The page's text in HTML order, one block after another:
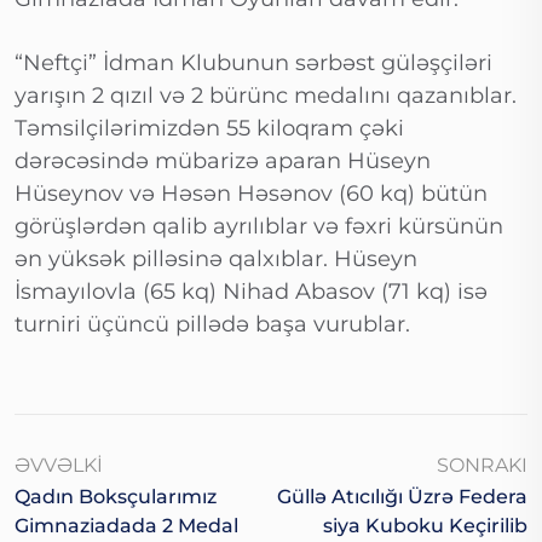
“Neftçi” İdman Klubunun sərbəst güləşçiləri
yarışın 2 qızıl və 2 bürünc medalını qazanıblar.
Təmsilçilərimizdən 55 kiloqram çəki
dərəcəsində mübarizə aparan Hüseyn
Hüseynov və Həsən Həsənov (60 kq) bütün
görüşlərdən qalib ayrılıblar və fəxri kürsünün
ən yüksək pilləsinə qalxıblar. Hüseyn
İsmayılovla (65 kq) Nihad Abasov (71 kq) isə
turniri üçüncü pillədə başa vurublar.
ƏVVƏLKI
Qadın Boksçularımız
Gimnaziadada 2 Medal
SONRAKI
Güllə Atıcılığı Üzrə Federa
Siya Kuboku Keçirilib